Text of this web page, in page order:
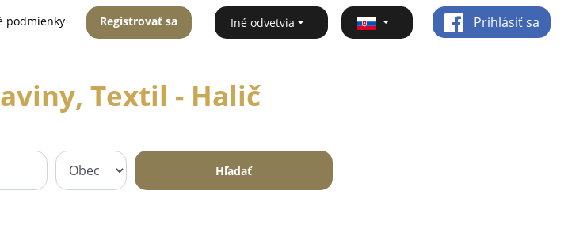
podmienky Registrovať sa Iné odvetvia Prihlásiť sa
Textil - Halič
Hľadať